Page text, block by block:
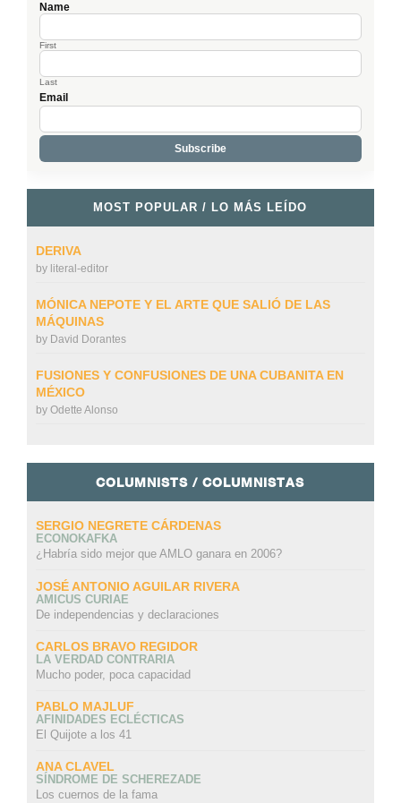
Name
First
Last
Email
MOST POPULAR / LO MÁS LEÍDO
DERIVA
by literal-editor
MÓNICA NEPOTE Y EL ARTE QUE SALIÓ DE LAS
MÁQUINAS
by David Dorantes
FUSIONES Y CONFUSIONES DE UNA CUBANITA EN
MÉXICO
by Odette Alonso
COLUMNISTS / COLUMNISTAS
SERGIO NEGRETE CÁRDENAS
ECONOKAFKA
¿Habría sido mejor que AMLO ganara en 2006?
JOSÉ ANTONIO AGUILAR RIVERA
AMICUS CURIAE
De independencias y declaraciones
CARLOS BRAVO REGIDOR
LA VERDAD CONTRARIA
Mucho poder, poca capacidad
PABLO MAJLUF
AFINIDADES ECLÉCTICAS
El Quijote a los 41
ANA CLAVEL
SÍNDROME DE SCHEREZADE
Los cuernos de la fama